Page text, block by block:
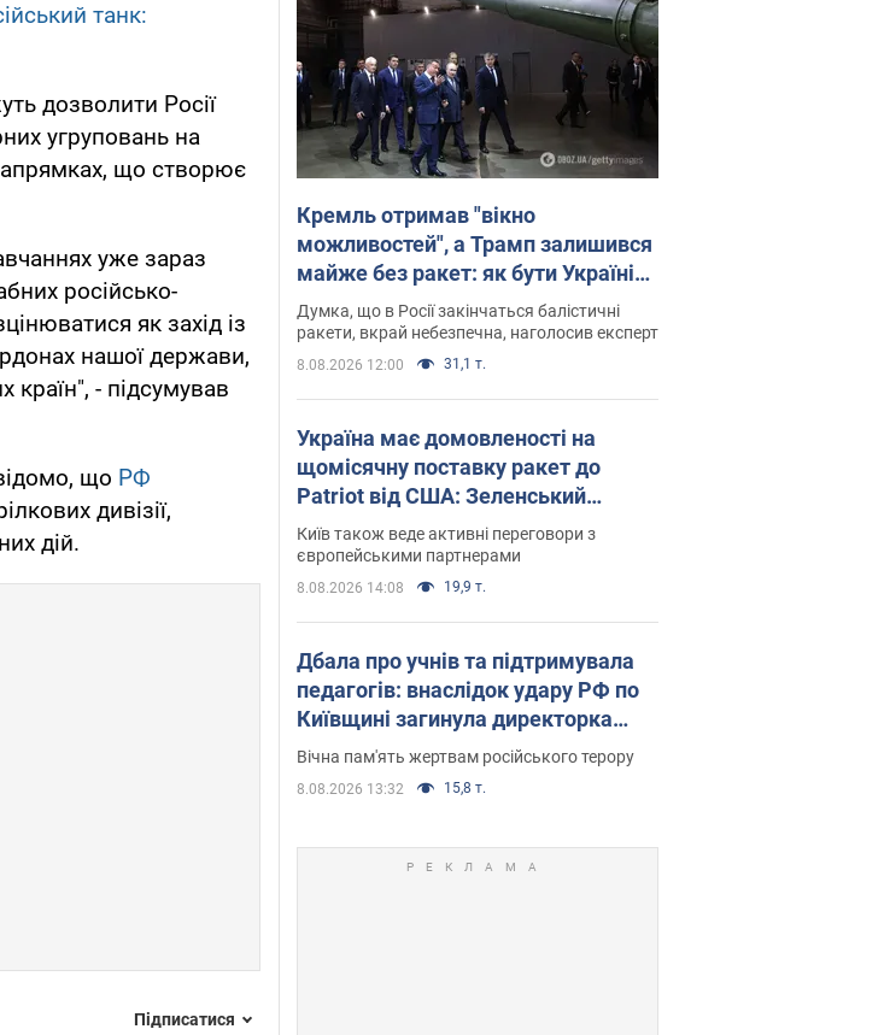
танк:
дозволити Росії
угруповань на
що створює
уже зараз
російсько-
як захід із
нашої держави,
країн", - підсумував
що РФ
дивізії,
дій.
Підписатися
Кремль отримав "вікно
можливостей", а Трамп залишився
майже без ракет: як бути Україні?
Інтерв’ю з Мельником
Думка, що в Росії закінчаться балістичні
ракети, вкрай небезпечна, наголосив експерт
8.08.2026 12:00 31,1 т.
Україна має домовленості на
щомісячну поставку ракет до
Patriot від США: Зеленський
розкрив подробиці
Київ також веде активні переговори з
європейськими партнерами
8.08.2026 14:08 19,9 т.
Дбала про учнів та підтримувала
педагогів: внаслідок удару РФ по
Київщині загинула директорка
київського ліцею, її чоловік та онук
Вічна пам'ять жертвам російського терору
8.08.2026 13:32 15,8 т.